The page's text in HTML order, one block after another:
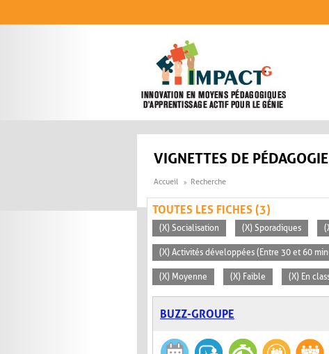
VIGNETTES DE
Accueil Recherche
TOUTES LES FICHES (3)
(X) Socialisation (X) Sporadiques
(X) Activités développées (Entre 30 et 60
(X) Moyenne (X) Faible (X) En
BUZZ-GROUPE